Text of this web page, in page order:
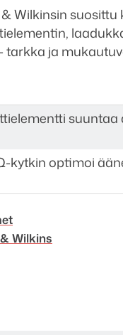
Wilkinsin
tarkka ja
kytkin optimoi
Wilkins